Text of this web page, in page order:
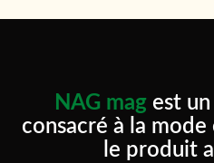
NAG mag est
consacré à la
le produit